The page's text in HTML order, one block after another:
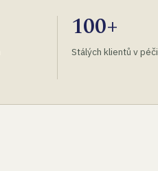
100+
Stálých klientů v péči